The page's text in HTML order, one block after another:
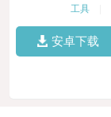
工具
安卓下载